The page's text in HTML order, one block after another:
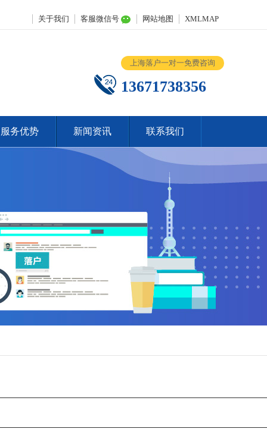
关于我们 客服微信号 网站地图 XMLMAP
上海落户一对一免费咨询
13671738356
服务优势 新闻资讯 联系我们